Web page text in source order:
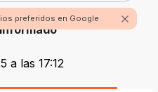
preferidos en Google
a las 17:12